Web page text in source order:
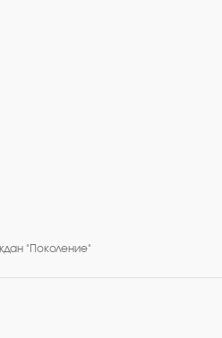
"Поколение"